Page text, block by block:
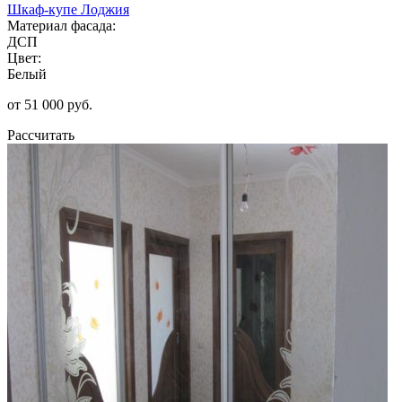
Шкаф-купе Лоджия
Материал фасада:
ДСП
Цвет:
Белый
от 51 000 руб.
Рассчитать